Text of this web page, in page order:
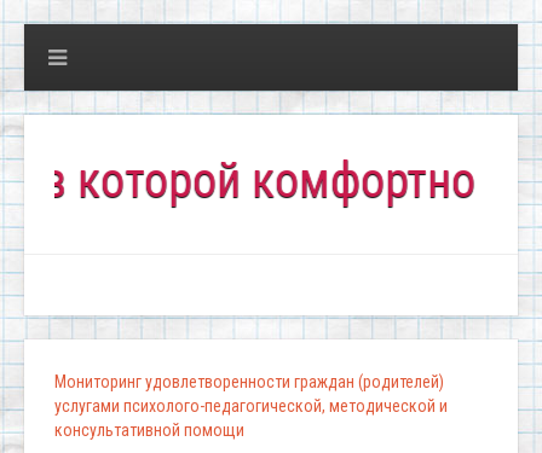
комфортно всем!"
Мониторинг удовлетворенности граждан (родителей)
услугами психолого-педагогической, методической и
консультативной помощи